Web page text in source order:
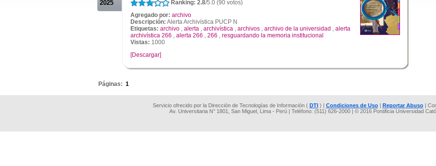
2025
Ranking: 2.8/5.0 (90 votos)
Agregado por: archivo
Descripción: Alerta Archivística PUCP N
Etiquetas: archivo , alerta , archivística , archivos , archivo de la universidad , alerta
archivística 266 , alerta 266 , 266 , resguardando la memoria institucional
Vistas: 1000
[Descargar]
Páginas: 1
Servicio ofrecido por la Dirección de Tecnologías de Información ( DTI) | Condiciones de Uso| Reportar Abuso|
Av. Universitaria N° 1801, San Miguel, Lima - Perú | Teléfono: (511) 626-2000 | © 2016 Pontificia Universidad